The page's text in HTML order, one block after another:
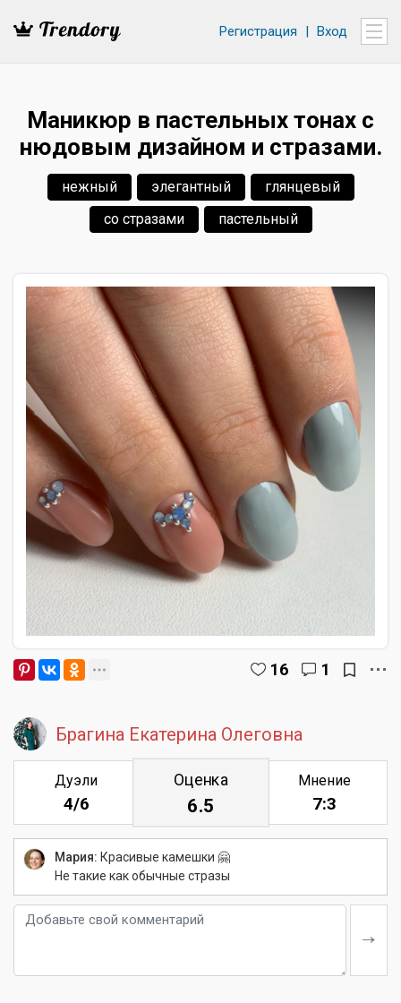
Регистрация | Вход
Маникюр в пастельных тонах с
нюдовым дизайном и стразами.
нежный элегантный
глянцевый
со стразами
пастельный
16 1
Брагина Екатерина Олеговна
Дуэли
4/6
Оценка
6.5
Мнение
7:3
Мария: Красивые камешки 🤗
Не такие как обычные стразы